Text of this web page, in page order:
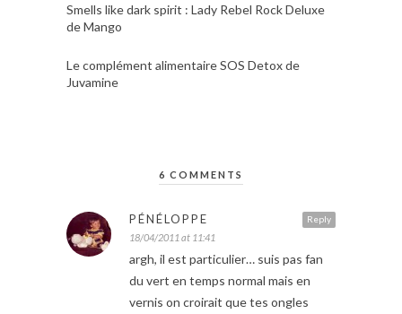
Smells like dark spirit : Lady Rebel Rock Deluxe
de Mango
Le complément alimentaire SOS Detox de
Juvamine
6 COMMENTS
Reply
PÉNÉLOPPE
18/04/2011 at 11:41
argh, il est particulier… suis pas fan
du vert en temps normal mais en
vernis on croirait que tes ongles